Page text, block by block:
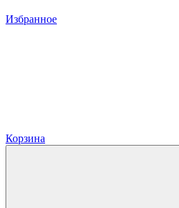
Избранное
Корзина